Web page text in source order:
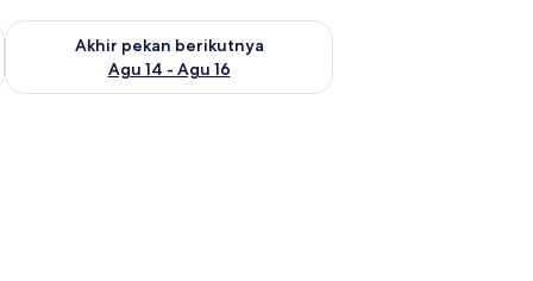
Agu 7 - Agu 9
Akhir pekan berikutnya
Agu 14 - Agu 16
Periksa ketersediaan untuk akhir pekan berikutnya Agu 14 -
ruang kerja ramah laptop